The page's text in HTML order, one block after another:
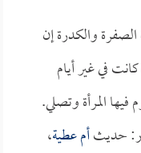
والكدرة إن
في غير أيام
المرأة وتصلي.
حديثأم عطية،